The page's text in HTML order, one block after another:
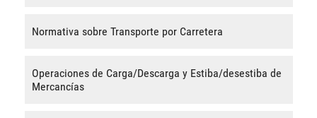
Normativa sobre Transporte por Carretera
Operaciones de Carga/Descarga y Estiba/desestiba de
Mercancías